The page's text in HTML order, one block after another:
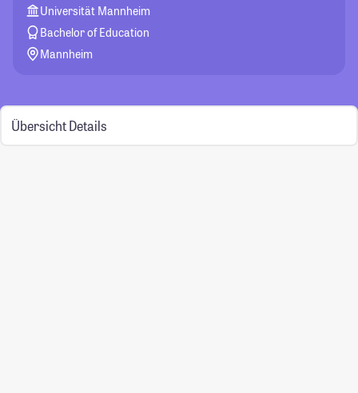
Universität Mannheim
Bachelor of Education
Mannheim
Übersicht Details